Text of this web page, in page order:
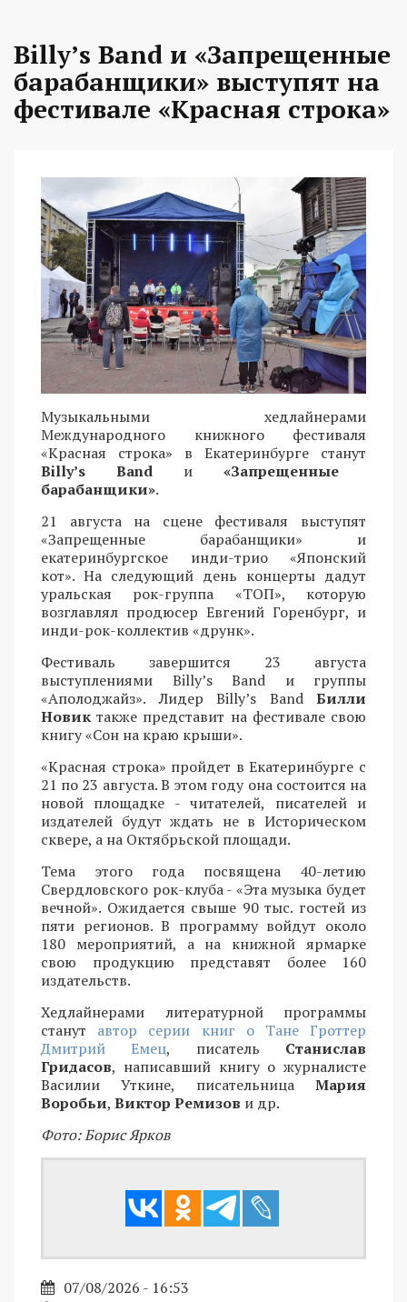
Billy’s Band и «Запрещенные
барабанщики» выступят на
фестивале «Красная строка»
Музыкальными хедлайнерами
Международного книжного фестиваля
«Красная строка» в Екатеринбурге станут
Billy’s Band и «Запрещенные
барабанщики».
21 августа на сцене фестиваля выступят
«Запрещенные барабанщики» и
екатеринбургское инди-трио «Японский
кот». На следующий день концерты дадут
уральская рок-группа «ТОП», которую
возглавлял продюсер Евгений Горенбург, и
инди-рок-коллектив «друнк».
Фестиваль завершится 23 августа
выступлениями Billy’s Band и группы
«Аполоджайз». Лидер Billy’s Band Билли
Новик также представит на фестивале свою
книгу «Сон на краю крыши».
«Красная строка» пройдет в Екатеринбурге с
21 по 23 августа. В этом году она состоится на
новой площадке - читателей, писателей и
издателей будут ждать не в Историческом
сквере, а на Октябрьской площади.
Тема этого года посвящена 40-летию
Свердловского рок-клуба - «Эта музыка будет
вечной». Ожидается свыше 90 тыс. гостей из
пяти регионов. В программу войдут около
180 мероприятий, а на книжной ярмарке
свою продукцию представят более 160
издательств.
Хедлайнерами литературной программы
станут автор серии книг о Тане Гроттер
Дмитрий Емец, писатель Станислав
Гридасов, написавший книгу о журналисте
Василии Уткине, писательница Мария
Воробьи, Виктор Ремизов и др.
Фото: Борис Ярков
07/08/2026 - 16:53